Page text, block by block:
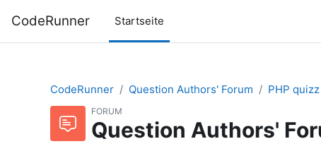
CodeRunner Startseite
CodeRunner
Question Authors' Forum PHP
FORUM
Question Authors'